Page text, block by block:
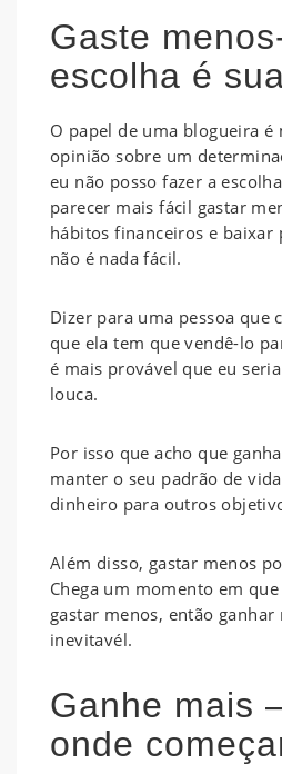
Gaste
escolha é
O papel de uma blogueira é
opinião sobre um
eu não posso fazer a
parecer mais fácil gastar
hábitos financeiros e baixar
não é nada fácil.
Dizer para uma pessoa que
que ela tem que vendê-lo
é mais provável que eu
louca.
Por isso que acho que
manter o seu padrão de
dinheiro para outros
Além disso, gastar menos
Chega um momento em
gastar menos, então ganhar
inevitavél.
Ganhe mais
onde